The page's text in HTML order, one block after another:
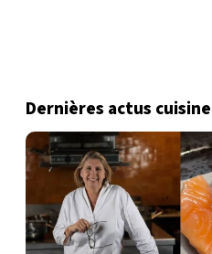
Dernières actus cuisine